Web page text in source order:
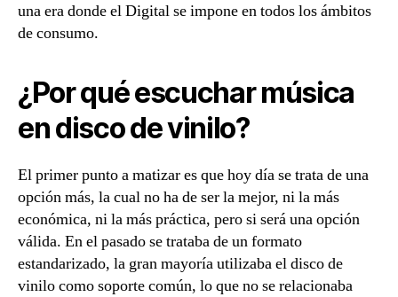
una era donde el Digital se impone en todos los ámbitos
de consumo.
¿Por qué escuchar música
en disco de vinilo?
El primer punto a matizar es que hoy día se trata de una
opción más, la cual no ha de ser la mejor, ni la más
económica, ni la más práctica, pero si será una opción
válida. En el pasado se trataba de un formato
estandarizado, la gran mayoría utilizaba el disco de
vinilo como soporte común, lo que no se relacionaba